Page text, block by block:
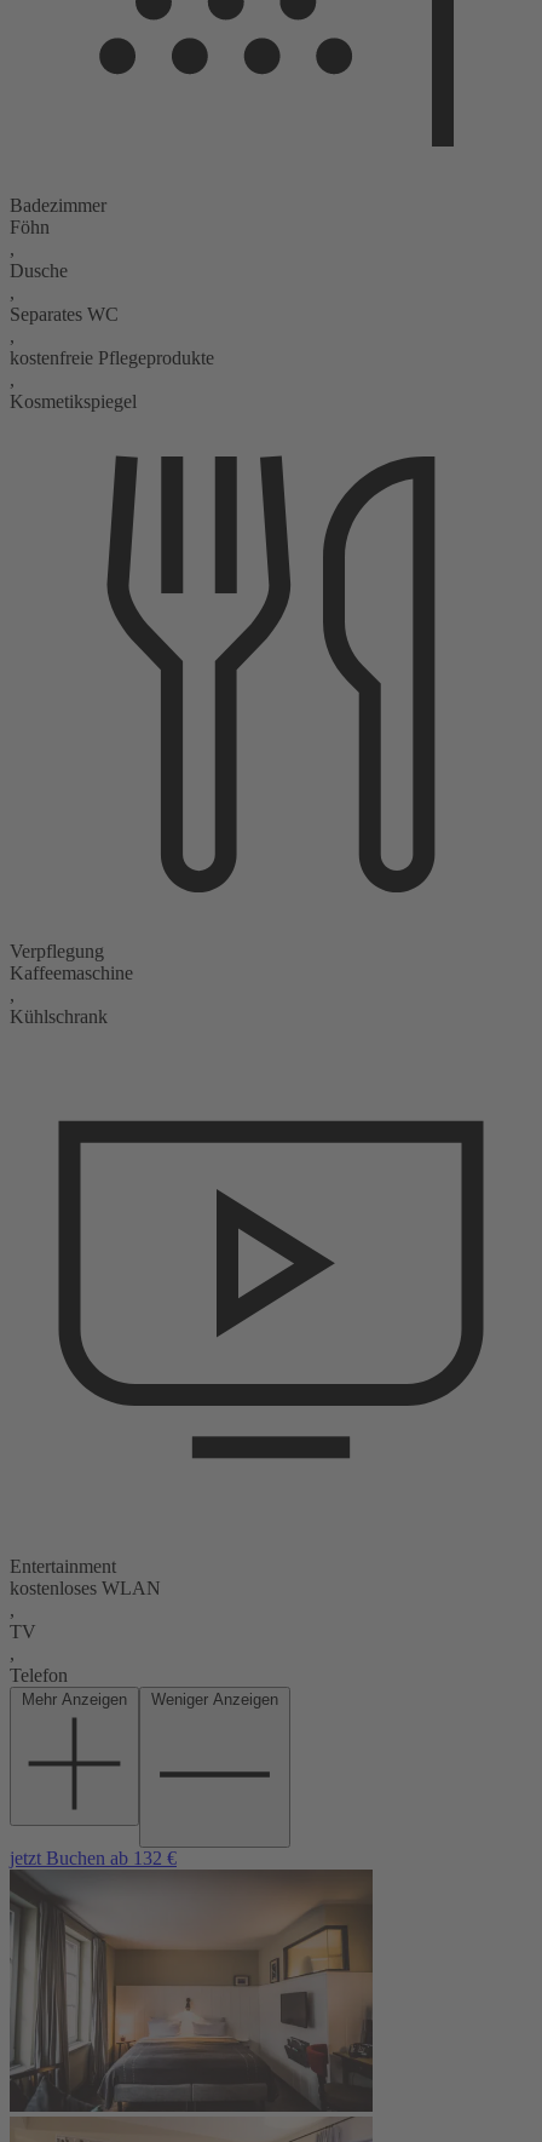
Badezimmer
Föhn
,
Dusche
,
Separates WC
,
kostenfreie Pflegeprodukte
,
Kosmetikspiegel
Verpflegung
Kaffeemaschine
,
Kühlschrank
Entertainment
kostenloses WLAN
,
TV
,
Telefon
jetzt Buchen ab 132 €